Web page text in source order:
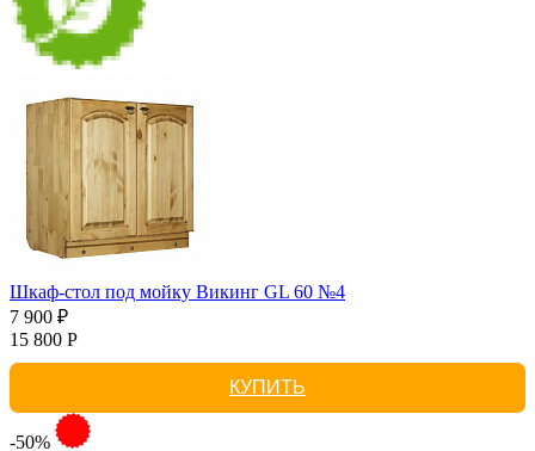
Шкаф-стол под мойку Викинг GL 60 №4
7 900 ₽
15 800 Р
КУПИТЬ
-50%